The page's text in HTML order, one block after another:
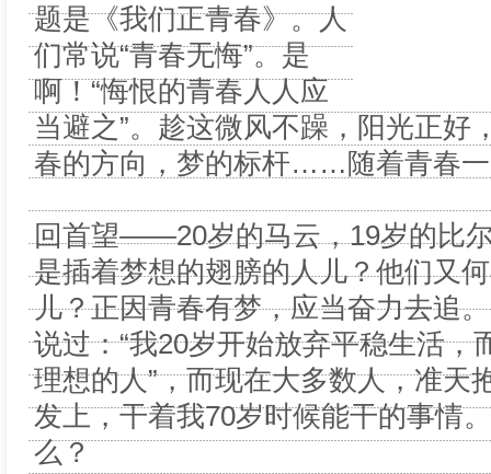
题是《我们正青春》。人
们常说“青春无悔”。是
啊！“悔恨的青春人人应
当避之”。趁这微风不躁，阳光正好
春的方向，梦的标杆……随着青春
回首望――20岁的马云，19岁的比
是插着梦想的翅膀的人儿？他们又
儿？正因青春有梦，应当奋力去追
说过：“我20岁开始放弃平稳生活，
理想的人”，而现在大多数人，准天
发上，干着我70岁时候能干的事情
么？